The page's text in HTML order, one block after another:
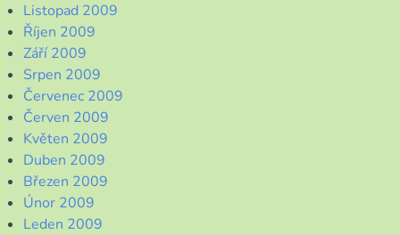
Listopad 2009
Říjen 2009
Září 2009
Srpen 2009
Červenec 2009
Červen 2009
Květen 2009
Duben 2009
Březen 2009
Únor 2009
Leden 2009